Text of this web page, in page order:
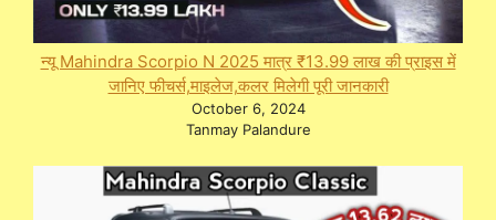
न्यू Mahindra Scorpio N 2025 मात्र ₹13.99 लाख की प्राइस में
जानिए फीचर्स,माइलेज,कलर मिलेगी पूरी जानकारी
October 6, 2024
Tanmay Palandure